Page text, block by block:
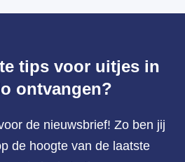
tips voor uitjes in
ontvangen?
de nieuwsbrief! Zo ben jij
de hoogte van de laatste